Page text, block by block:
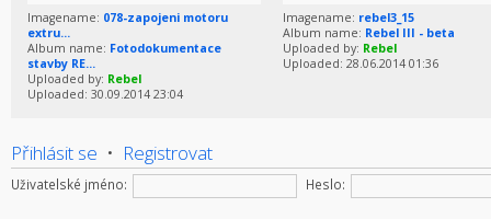
Imagename: 078-zapojeni motoru
extru...
Album name: Fotodokumentace
stavby RE...
Uploaded by: Rebel
Uploaded: 30.09.2014 23:04
Imagename: rebel3_15
Album name: Rebel III - beta
Uploaded by: Rebel
Uploaded: 28.06.2014 01:36
Přihlásit se • Registrovat
Uživatelské jméno: Heslo: